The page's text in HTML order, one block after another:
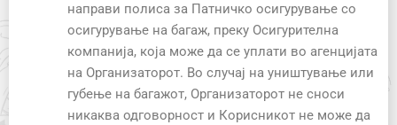
направи полиса за Патничко осигурување со
осигурување на багаж, преку Осигурителна
компанија, која може да се уплати во агенцијата
на Организаторот. Во случај на уништување или
губење на багажот, Организаторот не сноси
никаква одговорност и Корисникот не може да